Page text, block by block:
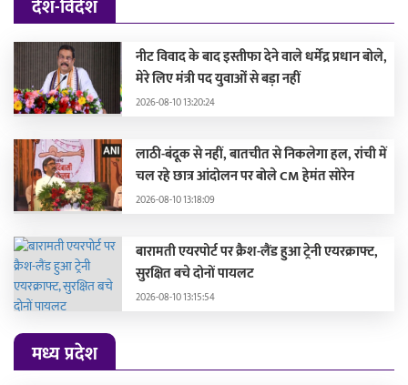
देश-विदेश
नीट विवाद के बाद इस्तीफा देने वाले धर्मेंद्र प्रधान बोले,
मेरे लिए मंत्री पद युवाओं से बड़ा नहीं
2026-08-10 13:20:24
लाठी-बंदूक से नहीं, बातचीत से निकलेगा हल, रांची में
चल रहे छात्र आंदोलन पर बोले CM हेमंत सोरेन
2026-08-10 13:18:09
बारामती एयरपोर्ट पर क्रैश-लैंड हुआ ट्रेनी एयरक्राफ्ट,
सुरक्षित बचे दोनों पायलट
2026-08-10 13:15:54
मध्य प्रदेश